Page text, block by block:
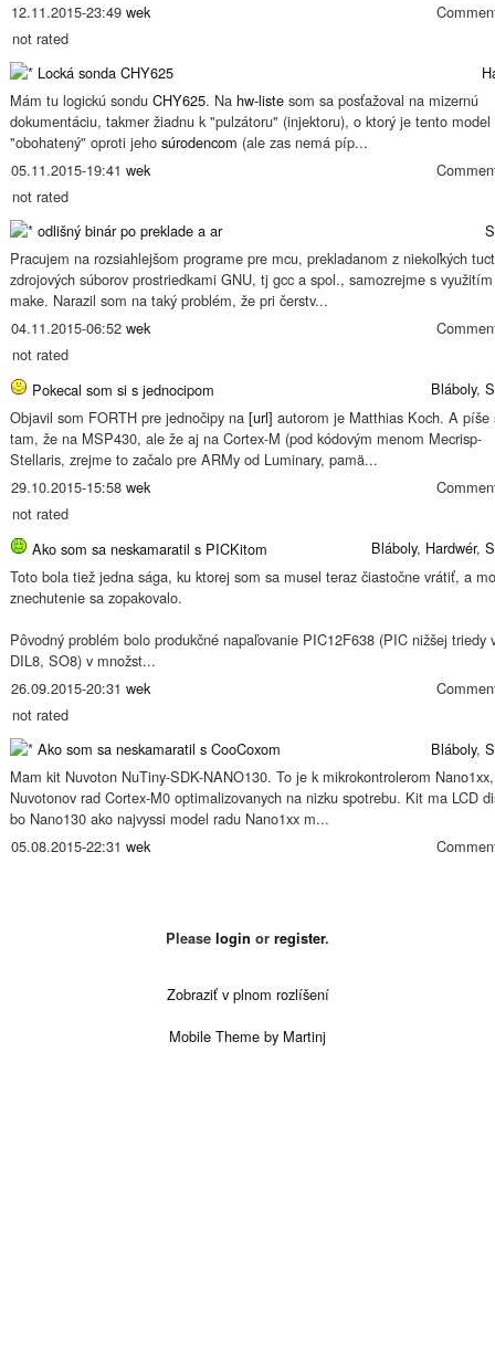
12.11.2015-23:49 wek
not rated
Locká sonda CHY625
Mám tu logickú sondu CHY625. Na hw-liste som sa posťažoval na mizernú
dokumentáciu, takmer žiadnu k "pulzátoru" (injektoru), o ktorý je tento model
"obohatený" oproti jeho súrodencom (ale zas nemá píp...
05.11.2015-19:41 wek
not rated
odlišný binár po preklade a ar
Pracujem na rozsiahlejšom programe pre mcu, prekladanom z niekoľkých
zdrojových súborov prostriedkami GNU, tj gcc a spol., samozrejme s využitím
make. Narazil som na taký problém, že pri čerstv...
04.11.2015-06:52 wek
not rated
Pokecal som si s jednocipom
Bláboly,
Objavil som FORTH pre jednočipy na [url] autorom je Matthias Koch. A píše
tam, že na MSP430, ale že aj na Cortex-M (pod kódovým menom Mecrisp-
Stellaris, zrejme to začalo pre ARMy od Luminary, pamä...
29.10.2015-15:58 wek
not rated
Ako som sa neskamaratil s PICKitom
Bláboly, Hardwér,
Toto bola tiež jedna sága, ku ktorej som sa musel teraz čiastočne vrátiť, a
znechutenie sa zopakovalo.
Pôvodný problém bolo produkčné napaľovanie PIC12F638 (PIC nižšej triedy
DIL8, SO8) v množst...
26.09.2015-20:31 wek
not rated
Ako som sa neskamaratil s CooCoxom
Bláboly,
Mam kit Nuvoton NuTiny-SDK-NANO130. To je k mikrokontrolerom
Nuvotonov rad Cortex-M0 optimalizovanych na nizku spotrebu. Kit ma LCD
bo Nano130 ako najvyssi model radu Nano1xx m...
05.08.2015-22:31 wek
Please login or register.
Zobraziť v plnom rozlíšení
Mobile Theme by Martinj